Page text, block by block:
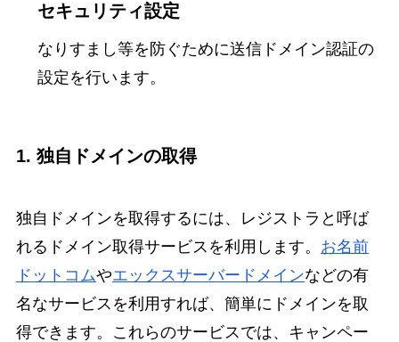
セキュリティ設定
なりすまし等を防ぐために送信ドメイン認証の
設定を行います。
1. 独自ドメインの取得
独自ドメインを取得するには、レジストラと呼ば
れるドメイン取得サービスを利用します。 お名前
ドットコムやエックスサーバードメインなどの有
名なサービスを利用すれば、簡単にドメインを取
得できます。これらのサービスでは、キャンペー